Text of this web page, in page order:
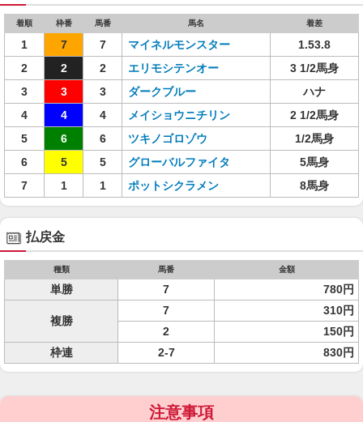
着順 枠番 馬番 馬名 着差
1 7 7 マイネルモンスター
1.53.8
2
2 2 エリモシテンオー
3 1/2馬身
3
3 3 ダークブルー
ハナ
4
4 4 メイショウニチリン
2 1/2馬身
5
6 6 ツキノゴロゾウ
1/2馬身
6
5 5 グローバルファイタ
5馬身
7
1 1 ポットシクラメン 8馬身
払戻金
種類 馬番 金額
単勝 7 780円
複勝
7
310円
2
150円
枠連
2-7 830円
注意事項